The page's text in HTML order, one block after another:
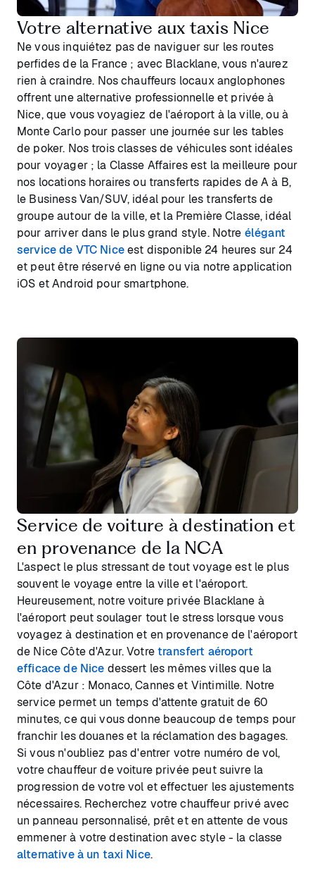
Votre alternative aux taxis Nice
Ne vous inquiétez pas de naviguer sur les routes
perfides de la France ; avec Blacklane, vous n'aurez
rien à craindre. Nos chauffeurs locaux anglophones
offrent une alternative professionnelle et privée à
Nice, que vous voyagiez de l'aéroport à la ville, ou à
Monte Carlo pour passer une journée sur les tables
de poker. Nos trois classes de véhicules sont idéales
pour voyager ; la Classe Affaires est la meilleure pour
nos locations horaires ou transferts rapides de A à B,
le Business Van/SUV, idéal pour les transferts de
groupe autour de la ville, et la Première Classe, idéal
pour arriver dans le plus grand style. Notre élégant
service de VTC Niceest disponible 24 heures sur 24
et peut être réservé en ligne ou via notre application
iOS et Android pour smartphone.
Service de voiture à destination et
en provenance de la NCA
L'aspect le plus stressant de tout voyage est le plus
souvent le voyage entre la ville et l'aéroport.
Heureusement, notre voiture privée Blacklane à
l'aéroport peut soulager tout le stress lorsque vous
voyagez à destination et en provenance de l'aéroport
de Nice Côte d'Azur. Votretransfert aéroport
efficace de Nice dessert les mêmes villes que la
Côte d'Azur : Monaco, Cannes et Vintimille. Notre
service permet un temps d'attente gratuit de 60
minutes, ce qui vous donne beaucoup de temps pour
franchir les douanes et la réclamation des bagages.
Si vous n'oubliez pas d'entrer votre numéro de vol,
votre chauffeur de voiture privée peut suivre la
progression de votre vol et effectuer les ajustements
nécessaires. Recherchez votre chauffeur privé avec
un panneau personnalisé, prêt et en attente de vous
emmener à votre destination avec style - la classe
alternative à un taxi Nice.